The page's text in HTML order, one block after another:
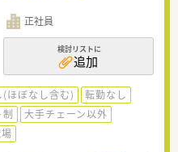
正社員
検討リストに
追加
ほぼなし含む)
転勤なし
大手チェーン以外